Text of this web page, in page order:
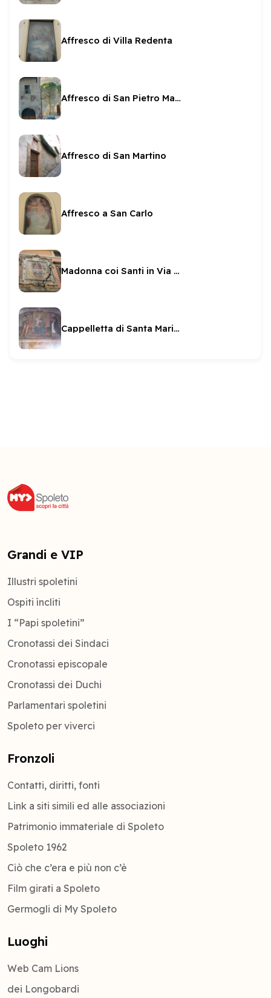
Affresco di Villa Redenta
Affresco di San Pietro Martire
Affresco di San Martino
Affresco a San Carlo
Madonna coi Santi in Via Gesuiti
Cappelletta di Santa Maria del Pozzo
Grandi e VIP
Illustri spoletini
Ospiti ìncliti
I “Papi spoletini”
Cronotassi dei Sindaci
Cronotassi episcopale
Cronotassi dei Duchi
Parlamentari spoletini
Spoleto per viverci
Fronzoli
Contatti, diritti, fonti
Link a siti simili ed alle associazioni
Patrimonio immateriale di Spoleto
Spoleto 1962
Ciò che c’era e più non c’è
Film girati a Spoleto
Germogli di My Spoleto
Luoghi
Web Cam Lions
dei Longobardi